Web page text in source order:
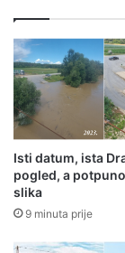
Isti datum, ista
pogled, a
slika
9 minuta prije